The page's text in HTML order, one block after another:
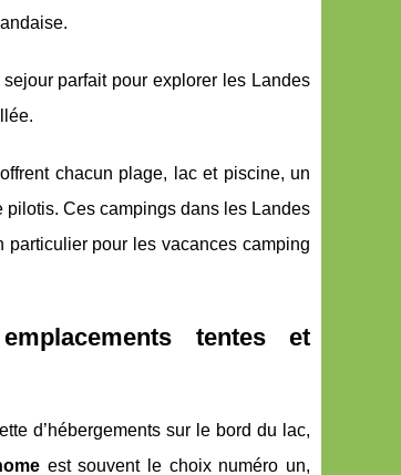
parfait pour explorer les Landes
chacun plage, lac et piscine, un
Ces campings dans les Landes
pour les vacances camping
tentes et
d’hébergements sur le bord du lac,
est souvent le choix numéro un,